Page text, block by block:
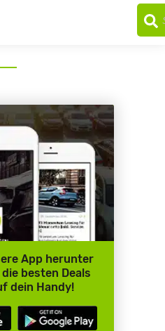
App herunter
besten Deals
dein Handy!